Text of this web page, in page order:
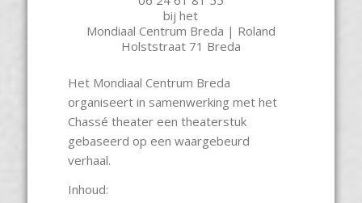
bij het
Mondiaal Centrum Breda | Roland
Holststraat 71 Breda
Het Mondiaal Centrum Breda
organiseert in samenwerking met het
Chassé theater een theaterstuk
gebaseerd op een waargebeurd
verhaal.
Inhoud: